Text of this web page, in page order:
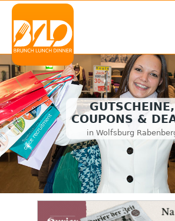
GUTSCHEINE,
COUPONS &
in Wolfsburg